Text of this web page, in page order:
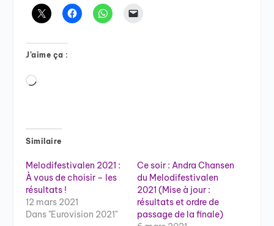
J’aime ça :
Chargement…
Similaire
Melodifestivalen 2021 :
À vous de choisir – les
résultats !
12 mars 2021
Dans "Eurovision 2021"
Ce soir : Andra Chansen
du Melodifestivalen
2021 (Mise à jour :
résultats et ordre de
passage de la finale)